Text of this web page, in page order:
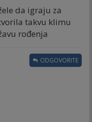
da igraju za
takvu klimu
rođenja
ODGOVORITE